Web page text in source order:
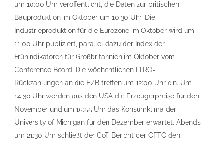
um 10:00 Uhr veröffentlicht, die Daten zur britischen
Bauproduktion im Oktober um 10:30 Uhr. Die
Industrieproduktion für die Eurozone im Oktober wird um
11:00 Uhr publiziert, parallel dazu der Index der
Frühindikatoren für Großbritannien im Oktober vom
Conference Board. Die wöchentlichen LTRO-
Rückzahlungen an die EZB treffen um 12:00 Uhr ein. Um
14:30 Uhr werden aus den USA die Erzeugerpreise für den
November und um 15:55 Uhr das Konsumklima der
University of Michigan für den Dezember erwartet. Abends
um 21:30 Uhr schließt der CoT-Bericht der CFTC den